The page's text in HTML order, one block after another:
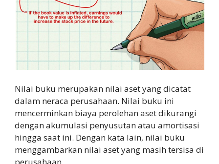
Nilai buku merupakan nilai aset yang dicatat
dalam neraca perusahaan. Nilai buku ini
mencerminkan biaya perolehan aset dikurangi
dengan akumulasi penyusutan atau amortisasi
hingga saat ini. Dengan kata lain, nilai buku
menggambarkan nilai aset yang masih tersisa di
perusahaan.